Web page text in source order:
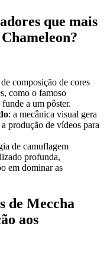
que mais
composição de cores
como o famoso
a um pôster.
: a mecânica visual gera
produção de vídeos para
de camuflagem
profunda,
em dominar as
de Meccha
aos